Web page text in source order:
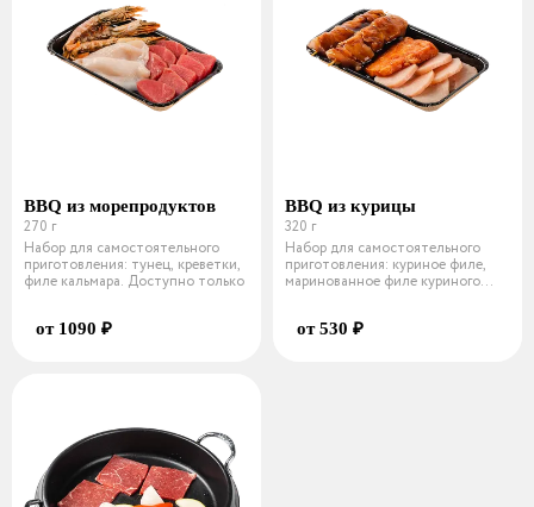
BBQ из морепродуктов
270 г
Набор для самостоятельного
приготовления: тунец, креветки,
филе кальмара. Доступно только
от 1090 ₽
BBQ из курицы
320 г
Набор для самостоятельного
приготовления: куриное филе,
маринованное филе куриного
от 530 ₽